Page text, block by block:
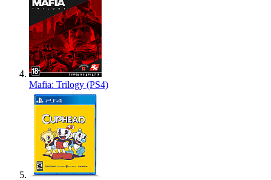
Mafia: Trilogy (PS4)